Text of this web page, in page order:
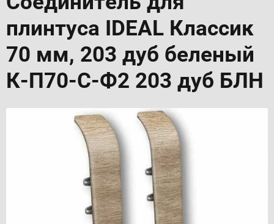
плинтуса IDEAL Классик
70 мм, 203 дуб беленый
К-П70-С-Ф2 203 дуб БЛН